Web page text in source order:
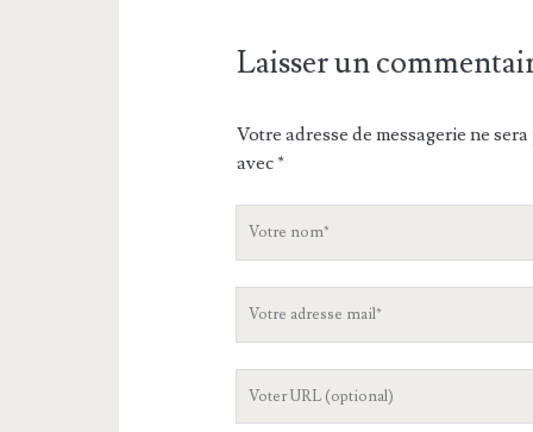
Laisser un
Votre adresse de messagerie ne
avec*
V
n
m
V
L